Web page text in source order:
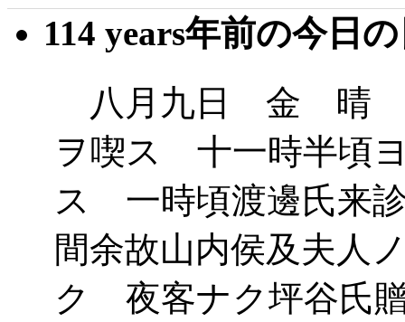
114 years年前の今日
八月九日 金 晴 午
ヲ喫ス 十一時半頃
ス 一時頃渡邊氏来
間余故山内侯及夫人
ク 夜客ナク坪谷氏